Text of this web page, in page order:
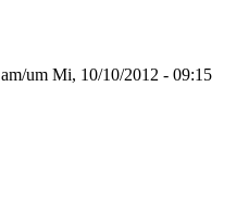
am/um Mi, 10/10/2012 - 09:15